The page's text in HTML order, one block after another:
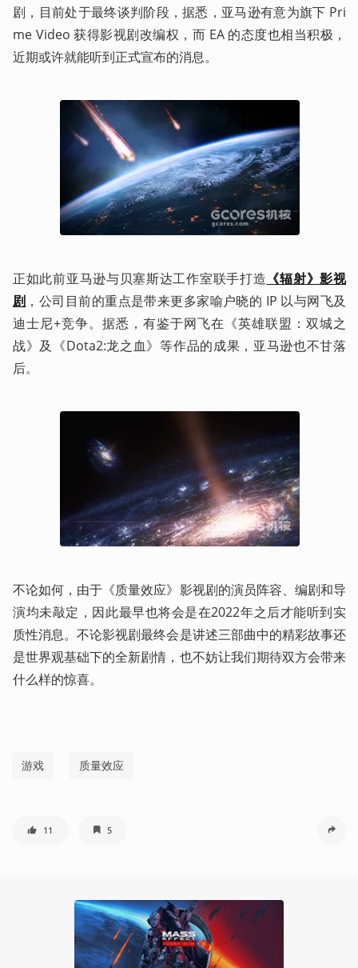
剧，目前处于最终谈判阶段，据悉，亚马逊有意为旗下 Pri
me Video 获得影视剧改编权，而 EA 的态度也相当积极，
近期或许就能听到正式宣布的消息。
正如此前亚马逊与贝塞斯达工作室联手打造 《辐射》影视
剧 ，公司目前的重点是带来更多家喻户晓的 IP 以与网飞及
迪士尼+竞争。据悉，有鉴于网飞在《英雄联盟：双城之
战》及《Dota2:龙之血》等作品的成果，亚马逊也不甘落
后。
不论如何，由于《质量效应》影视剧的演员阵容、编剧和导
演均未敲定，因此最早也将会是在2022年之后才能听到实
质性消息。不论影视剧最终会是讲述三部曲中的精彩故事还
是世界观基础下的全新剧情，也不妨让我们期待双方会带来
什么样的惊喜。
游戏 质量效应
11 5